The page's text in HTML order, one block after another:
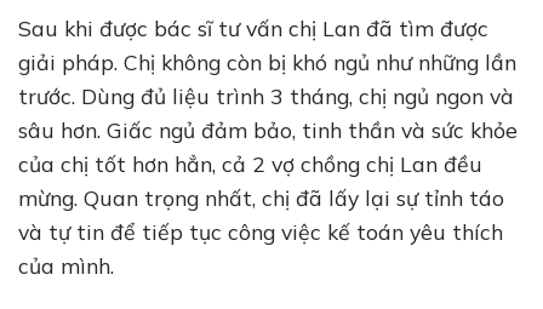
Sau khi được bác sĩ tư vấn chị Lan đã tìm được
giải pháp. Chị không còn bị khó ngủ như những lần
trước. Dùng đủ liệu trình 3 tháng, chị ngủ ngon và
sâu hơn. Giấc ngủ đảm bảo, tinh thần và sức khỏe
của chị tốt hơn hẳn, cả 2 vợ chồng chị Lan đều
mừng. Quan trọng nhất, chị đã lấy lại sự tỉnh táo
và tự tin để tiếp tục công việc kế toán yêu thích
của mình.